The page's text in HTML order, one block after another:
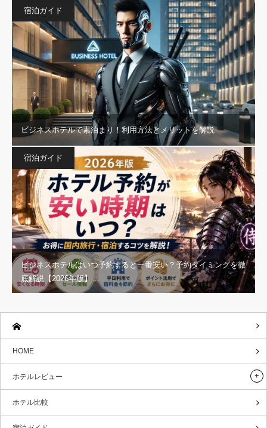
宿泊ガイド
ビジネスホテルで素泊まり！利用方法とメリットを解説
宿泊ガイド
ビジネスホテルはいつ予約すると一番安い？予約タイミングを徹
底解説【2026年版】…
HOME
ホテルレビュー
ホテル比較